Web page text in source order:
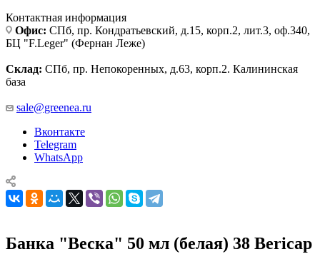
Контактная информация
Офис: СПб, пр. Кондратьевский, д.15, корп.2, лит.3, оф.340,
БЦ "F.Leger" (Фернан Леже)
Склад: СПб, пр. Непокоренных, д.63, корп.2. Калининская
база
sale@greenea.ru
Вконтакте
Telegram
WhatsApp
Банка "Веска" 50 мл (белая) 38 Bericap